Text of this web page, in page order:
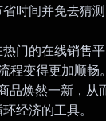
时间并免去猜
门的在线销售
变得更加顺畅。
焕然一新，从
经济的工具。